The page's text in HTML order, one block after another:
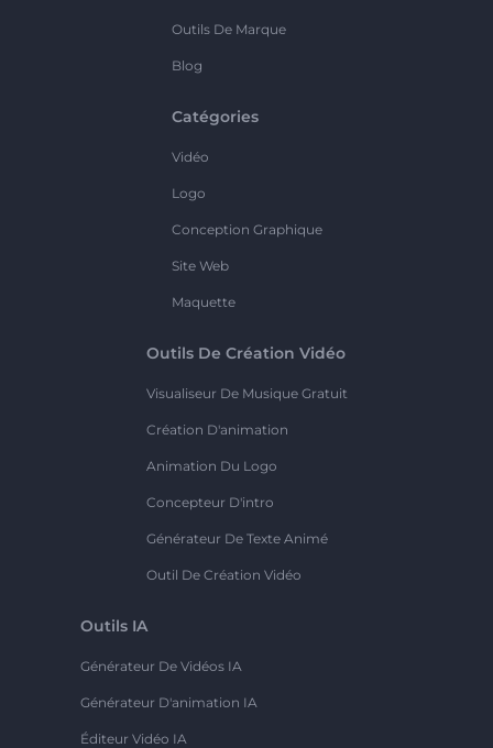
Outils De Marque
Blog
Catégories
Vidéo
Logo
Conception Graphique
Site Web
Maquette
Outils De Création Vidéo
Visualiseur De Musique Gratuit
Création D'animation
Animation Du Logo
Concepteur D'intro
Générateur De Texte Animé
Outil De Création Vidéo
Outils IA
Générateur De Vidéos IA
Générateur D'animation IA
Éditeur Vidéo IA